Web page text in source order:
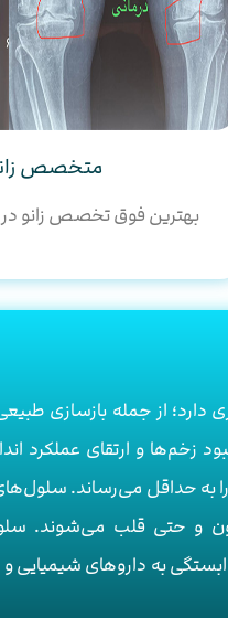
متخصص
بهترین فوق تخصص زانو در تهران با
دارد؛ از جمله بازسازی
زخم‌ها و ارتقای عملکرد
حداقل می‌رساند. سلول‌های
و حتی قلب می‌شوند.
به داروهای شیمیایی و